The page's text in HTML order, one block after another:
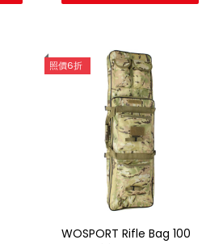
照價6折
WOSPORT Rifle Bag 100